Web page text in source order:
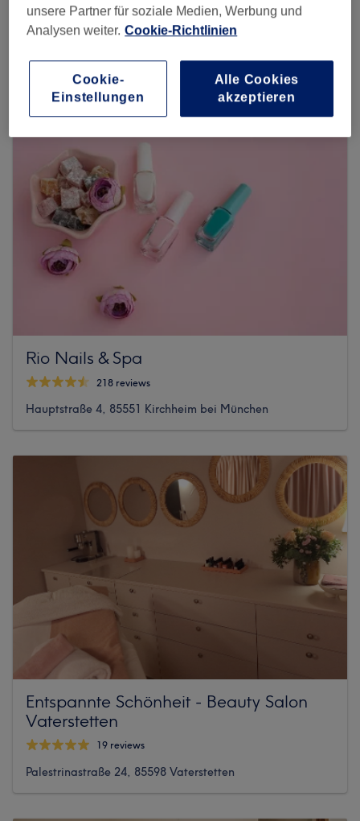
Auf Treatwell finden
Rio Nails & Spa
218 reviews
Hauptstraße 4, 85551 Kirchheim bei München
Entspannte Schönheit - Beauty Salon
Vaterstetten
19 reviews
Palestrinastraße 24, 85598 Vaterstetten
unsere Partner für soziale Medien, Werbung und
Analysen weiter. Cookie-Richtlinien
Cookie-
Einstellungen
Alle Cookies
akzeptieren